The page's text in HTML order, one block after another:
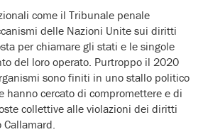
come il Tribunale penale
delle Nazioni Unite sui diritti
per chiamare gli stati e le singole
del loro operato. Purtroppo il 2020
sono finiti in uno stallo politico
hanno cercato di compromettere e di
collettive alle violazioni dei diritti